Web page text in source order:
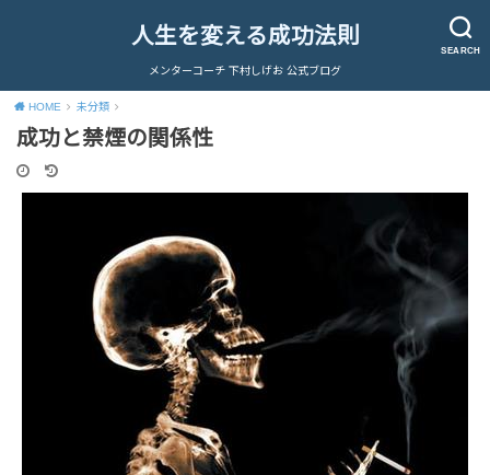
SEARCH
人生を変える成功法則
メンターコーチ 下村しげお 公式ブログ
HOME 未分類
成功と禁煙の関係性